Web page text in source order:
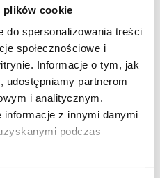
plików cookie
do spersonalizowania treści
społecznościowe i
Informacje o tym, jak
partnerom
i analitycznym.
informacje z innymi danymi
podczas
IMPREZKĄ
POTAŃCÓWKĄ